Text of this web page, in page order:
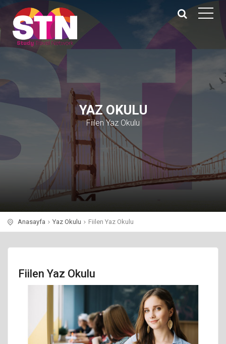
YAZ OKULU
Fiilen Yaz Okulu
Anasayfa Yaz Okulu Fiilen Yaz Okulu
Fiilen Yaz Okulu